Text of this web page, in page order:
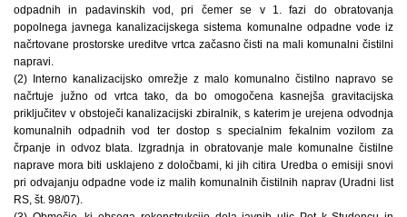
odpadnih in padavinskih vod, pri čemer se v 1. fazi do obratovanja
popolnega javnega kanalizacijskega sistema komunalne odpadne vode iz
načrtovane prostorske ureditve vrtca začasno čisti na mali komunalni čistilni
napravi.
(2) Interno kanalizacijsko omrežje z malo komunalno čistilno napravo se
načrtuje južno od vrtca tako, da bo omogočena kasnejša gravitacijska
priključitev v obstoječi kanalizacijski zbiralnik, s katerim je urejena odvodnja
komunalnih odpadnih vod ter dostop s specialnim fekalnim vozilom za
črpanje in odvoz blata. Izgradnja in obratovanje male komunalne čistilne
naprave mora biti usklajeno z določbami, ki jih citira Uredba o emisiji snovi
pri odvajanju odpadne vode iz malih komunalnih čistilnih naprav (Uradni list
RS, št. 98/07).